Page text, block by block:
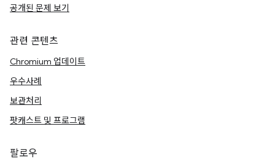
공개된 문제 보기
관련 콘텐츠
Chromium 업데이트
우수사례
보관처리
팟캐스트 및 프로그램
팔로우